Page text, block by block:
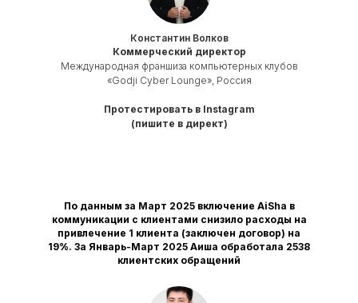
Константин Волков
Коммерческий директор
Международная франшиза компьютерных клубов
«Godji Cyber Lounge», Россия
Протестировать в Instagram
(пишите в директ)
По данным за Март 2025 включение AiSha в
коммуникации с клиентами снизило расходы на
привлечение 1 клиента (заключен договор) на
19%. За Январь-Март 2025 Аиша обработала 2538
клиентских обращений